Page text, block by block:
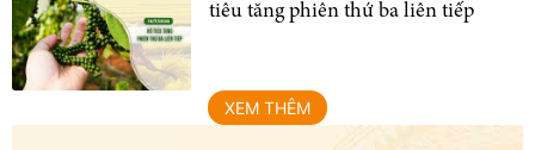
tiêu tăng phiên thứ ba liên tiếp
XEM THÊM